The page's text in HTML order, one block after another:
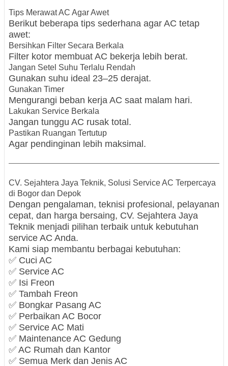
Tips Merawat AC Agar Awet
Berikut beberapa tips sederhana agar AC tetap
awet:
Bersihkan Filter Secara Berkala
Filter kotor membuat AC bekerja lebih berat.
Jangan Setel Suhu Terlalu Rendah
Gunakan suhu ideal 23–25 derajat.
Gunakan Timer
Mengurangi beban kerja AC saat malam hari.
Lakukan Service Berkala
Jangan tunggu AC rusak total.
Pastikan Ruangan Tertutup
Agar pendinginan lebih maksimal.
CV. Sejahtera Jaya Teknik, Solusi Service AC Terpercaya
di Bogor dan Depok
Dengan pengalaman, teknisi profesional, pelayanan
cepat, dan harga bersaing, CV. Sejahtera Jaya
Teknik menjadi pilihan terbaik untuk kebutuhan
service AC Anda.
Kami siap membantu berbagai kebutuhan:
✅ Cuci AC
✅ Service AC
✅ Isi Freon
✅ Tambah Freon
✅ Bongkar Pasang AC
✅ Perbaikan AC Bocor
✅ Service AC Mati
✅ Maintenance AC Gedung
✅ AC Rumah dan Kantor
✅ Semua Merk dan Jenis AC